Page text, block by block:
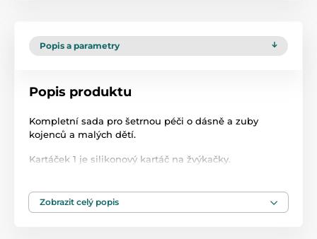
Popis a parametry
Popis produktu
Kompletní sada pro šetrnou péči o dásně a zuby
kojenců a malých dětí.
Kartáček 1 je silikonový kartáč na žvýkačky.
zoubků.
Zobrazit celý popis